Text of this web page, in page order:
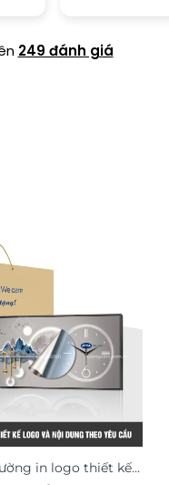
249 đánh giá
in logo thiết kế